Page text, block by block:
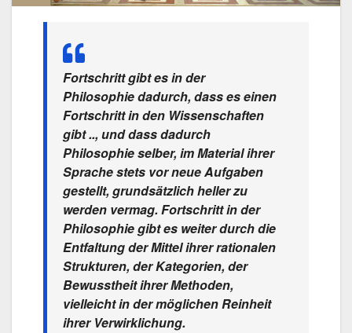
Fortschritt gibt es in der
Philosophie dadurch, dass es einen
Fortschritt in den Wissenschaften
gibt .., und dass dadurch
Philosophie selber, im Material ihrer
Sprache stets vor neue Aufgaben
gestellt, grundsätzlich heller zu
werden vermag. Fortschritt in der
Philosophie gibt es weiter durch die
Entfaltung der Mittel ihrer rationalen
Strukturen, der Kategorien, der
Bewusstheit ihrer Methoden,
vielleicht in der möglichen Reinheit
ihrer Verwirklichung.